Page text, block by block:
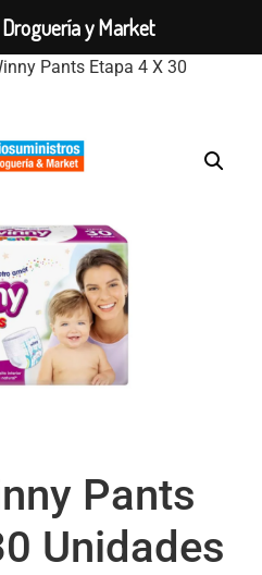
Pants Etapa 4 X 30
Pants
Unidades
y Market